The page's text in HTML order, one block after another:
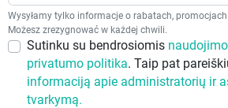
Wysyłamy tylko informacje o rabatach,
Możesz zrezygnować w każdej chwili.
Sutinku su bendrosiomis
privatumo politika. Taip pat
informaciją apie administratorių ir
tvarkymą.